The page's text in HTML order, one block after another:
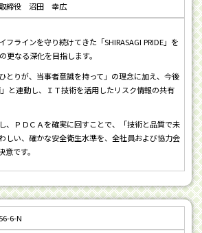
締役 沼田 幸広
ラインを守り続けてきた「SHIRASAGI PRIDE」を
更なる深化を目指します。
とりが、当事者意識を持って」の理念に加え、今後
と連動し、ＩＴ技術を活用したリスク情報の共有
、ＰＤＣＡを確実に回すことで、「技術と品質で未
しい、確かな安全衛生水準を、全社員および協力会
です。
6-N